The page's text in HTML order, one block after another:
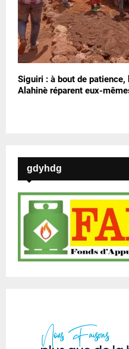
Siguiri : à bout de
Alahinè réparent eux-
gdyhdg